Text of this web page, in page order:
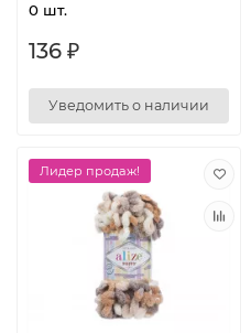
0 шт.
136 ₽
Уведомить о наличии
Лидер продаж!